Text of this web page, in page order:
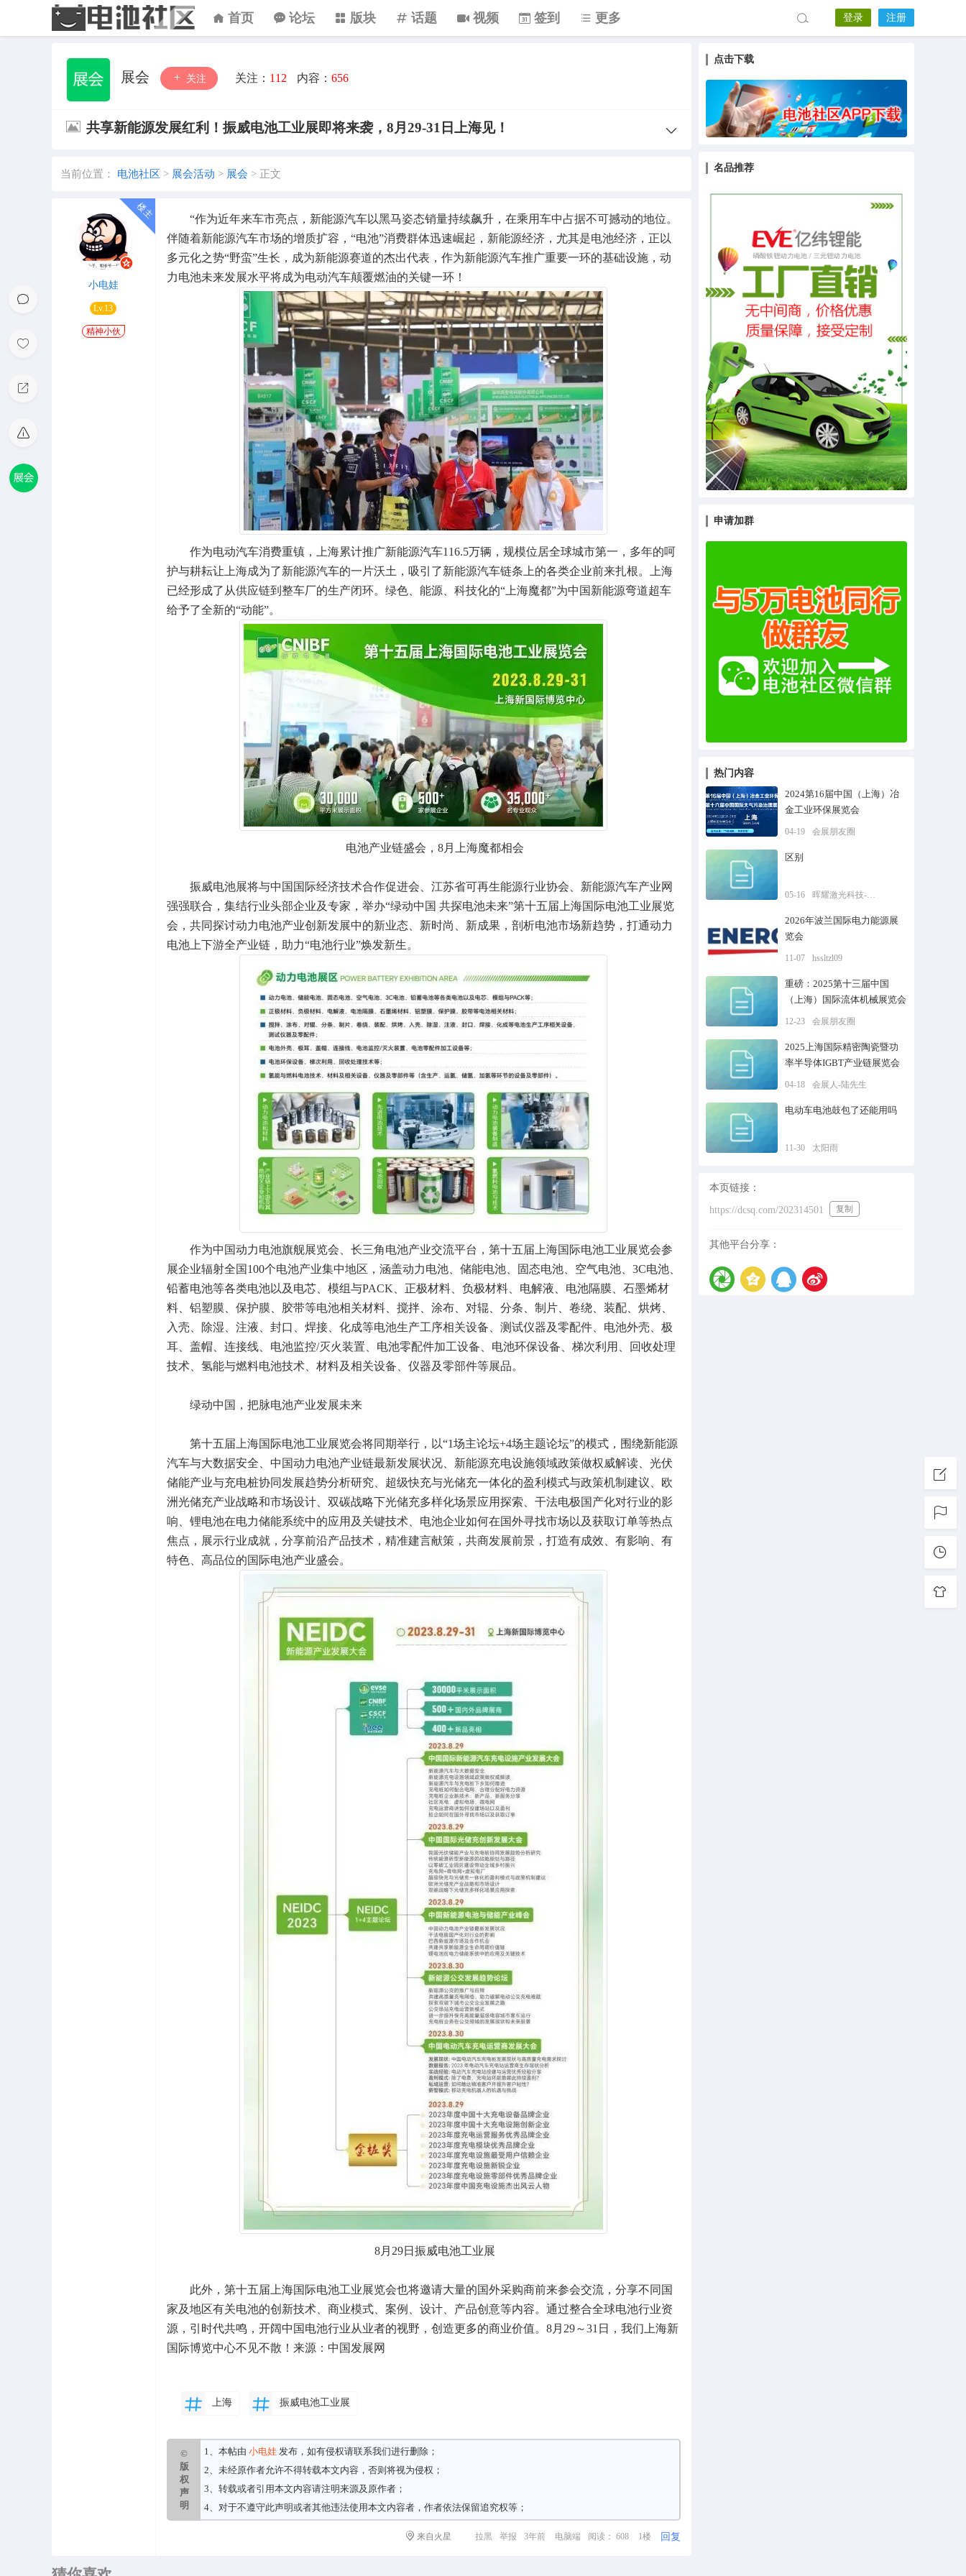
首页 论坛 版块 话题 视频 签到 更多 登录 注册
展会 关注 关注： 112 内容： 656
共享新能源发展红利！振威电池工业展即将来袭，8月29-31日上海见！
当前位置： 电池社区 > 展会活动 > 展会 > 正文
小电娃
Lv.13
精神小伙
“作为近年来车市亮点，新能源汽车以黑马姿态销量持续飙升，在乘用车中占据不可撼动的地位。
伴随着新能源汽车市场的增质扩容，“电池”消费群体迅速崛起，新能源经济，尤其是电池经济，正以
多元化之势“野蛮”生长，成为新能源赛道的杰出代表，作为新能源汽车推广重要一环的基础设施，动
力电池未来发展水平将成为电动汽车颠覆燃油的关键一环！
作为电动汽车消费重镇，上海累计推广新能源汽车116.5万辆，规模位居全球城市第一，多年的呵
护与耕耘让上海成为了新能源汽车的一片沃土，吸引了新能源汽车链条上的各类企业前来扎根。上海
已经形成了从供应链到整车厂的生产闭环。绿色、能源、科技化的“上海魔都”为中国新能源弯道超车
给予了全新的“动能”。
电池产业链盛会，8月上海魔都相会
振威电池展将与中国国际经济技术合作促进会、江苏省可再生能源行业协会、新能源汽车产业网
强强联合，集结行业头部企业及专家，举办“绿动中国 共探电池未来”第十五届上海国际电池工业展览
会，共同探讨动力电池产业创新发展中的新业态、新时尚、新成果，剖析电池市场新趋势，打通动力
电池上下游全产业链，助力“电池行业”焕发新生。
作为中国动力电池旗舰展览会、长三角电池产业交流平台，第十五届上海国际电池工业展览会参
展企业辐射全国100个电池产业集中地区，涵盖动力电池、储能电池、固态电池、空气电池、3C电池、
铅蓄电池等各类电池以及电芯、模组与PACK、正极材料、负极材料、电解液、电池隔膜、石墨烯材
料、铝塑膜、保护膜、胶带等电池相关材料、搅拌、涂布、对辊、分条、制片、卷绕、装配、烘烤、
入壳、除湿、注液、封口、焊接、化成等电池生产工序相关设备、测试仪器及零配件、电池外壳、极
耳、盖帽、连接线、电池监控/灭火装置、电池零配件加工设备、电池环保设备、梯次利用、回收处理
技术、氢能与燃料电池技术、材料及相关设备、仪器及零部件等展品。
绿动中国，把脉电池产业发展未来
第十五届上海国际电池工业展览会将同期举行，以“1场主论坛+4场主题论坛”的模式，围绕新能源
汽车与大数据安全、中国动力电池产业链最新发展状况、新能源充电设施领域政策做权威解读、光伏
储能产业与充电桩协同发展趋势分析研究、超级快充与光储充一体化的盈利模式与政策机制建议、欧
洲光储充产业战略和市场设计、双碳战略下光储充多样化场景应用探索、干法电极国产化对行业的影
响、锂电池在电力储能系统中的应用及关键技术、电池企业如何在国外寻找市场以及获取订单等热点
焦点，展示行业成就，分享前沿产品技术，精准建言献策，共商发展前景，打造有成效、有影响、有
特色、高品位的国际电池产业盛会。
8月29日振威电池工业展
此外，第十五届上海国际电池工业展览会也将邀请大量的国外采购商前来参会交流，分享不同国
家及地区有关电池的创新技术、商业模式、案例、设计、产品创意等内容。通过整合全球电池行业资
源，引时代共鸣，开阔中国电池行业从业者的视野，创造更多的商业价值。8月29～31日，我们上海新
国际博览中心不见不散！来源：中国发展网
上海 振威电池工业展
©
版
权
声
明
1、本帖由 小电娃 发布，如有侵权请联系我们进行删除；
2、未经原作者允许不得转载本文内容，否则将视为侵权；
3、转载或者引用本文内容请注明来源及原作者；
4、对于不遵守此声明或者其他违法使用本文内容者，作者依法保留追究权等；
来自火星 拉黑 举报 3年前 电脑端 阅读： 608 1楼 回复
点击下载
名品推荐
申请加群
热门内容
2024第16届中国（上海）冶
金工业环保展览会
04-19 会展朋友圈
区别
05-16 晖耀激光科技-李凯旋
2026年波兰国际电力能源展
览会
11-07 hssltzl09
重磅：2025第十三届中国
（上海）国际流体机械展览会
12-23 会展朋友圈
2025上海国际精密陶瓷暨功
率半导体IGBT产业链展览会
04-18 会展人-陆先生
电动车电池鼓包了还能用吗
11-30 太阳雨
本页链接：
https://dcsq.com/202314501 复制
其他平台分享：